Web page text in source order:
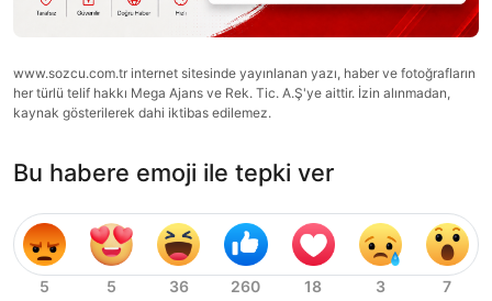
www.sozcu.com.tr internet sitesinde yayınlanan yazı, haber ve fotoğrafların
her türlü telif hakkı Mega Ajans ve Rek. Tic. A.Ş'ye aittir. İzin alınmadan,
kaynak gösterilerek dahi iktibas edilemez.
Bu habere emoji ile tepki ver